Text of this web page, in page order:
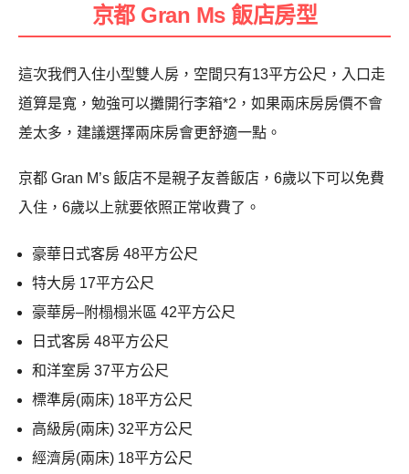
京都 Gran Ms 飯店房型
這次我們入住小型雙人房，空間只有13平方公尺，入口走
道算是寬，勉強可以攤開行李箱*2，如果兩床房房價不會
差太多，建議選擇兩床房會更舒適一點。
京都 Gran M’s 飯店不是親子友善飯店，6歲以下可以免費
入住，6歲以上就要依照正常收費了。
豪華日式客房 48平方公尺
特大房 17平方公尺
豪華房–附榻榻米區 42平方公尺
日式客房 48平方公尺
和洋室房 37平方公尺
標準房(兩床) 18平方公尺
高級房(兩床) 32平方公尺
經濟房(兩床) 18平方公尺